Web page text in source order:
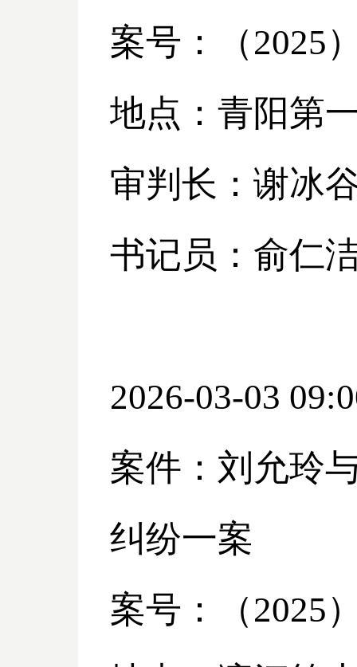
案号：（2025
地点：青阳第
审判长：谢冰
书记员：俞仁
2026-03-03
案件：刘允玲
纠纷一案
案号：（2025